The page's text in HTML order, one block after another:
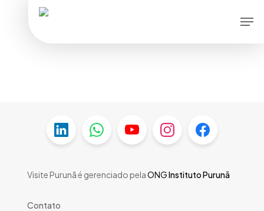
Visite Purunã é gerenciado pelaONGInstituto Purunã
Contato